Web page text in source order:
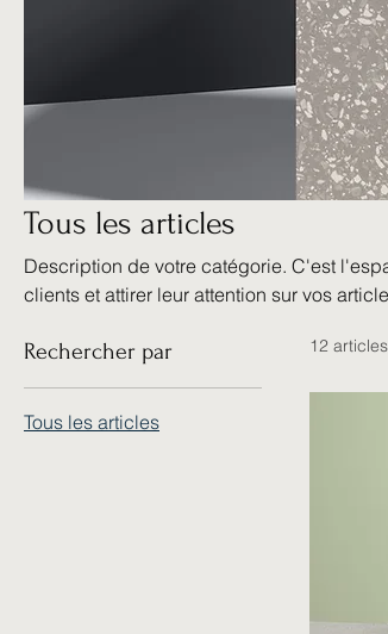
Tous les articles
Description de votre catégorie. C'est
clients et attirer leur attention sur vos
Rechercher par
Tous les articles
12 articles